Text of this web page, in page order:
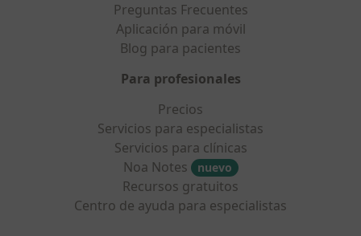
Preguntas Frecuentes
Aplicación para móvil
Blog para pacientes
Para profesionales
Precios
Servicios para especialistas
Servicios para clínicas
Noa Notes
nuevo
Recursos gratuitos
Centro de ayuda para especialistas